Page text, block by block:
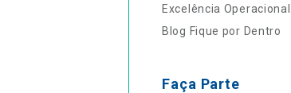
Excelência Operacional
Blog Fique por Dentro
Faça Parte